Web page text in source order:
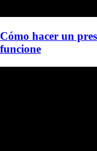
Cómo hacer un
funcione